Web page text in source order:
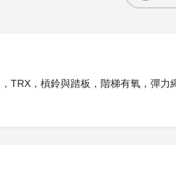
TRX，槓鈴與踏板，階梯有氧，彈力